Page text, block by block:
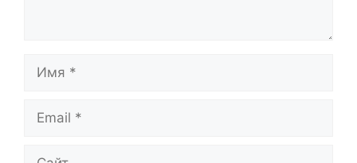
Имя
Email
Сайт